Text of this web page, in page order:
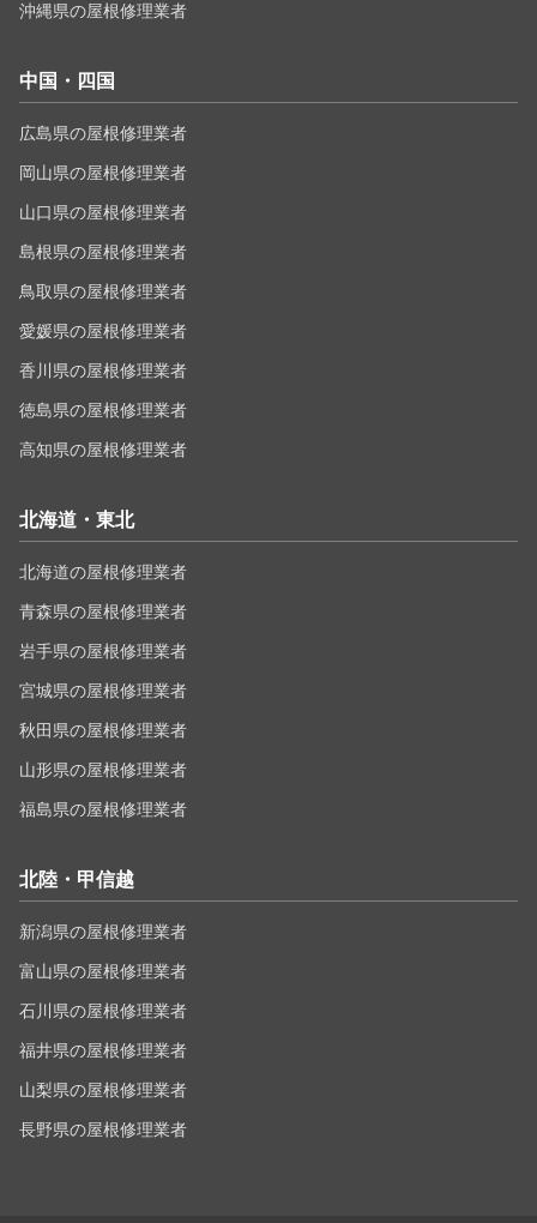
沖縄県の屋根修理業者
中国・四国
広島県の屋根修理業者
岡山県の屋根修理業者
山口県の屋根修理業者
島根県の屋根修理業者
鳥取県の屋根修理業者
愛媛県の屋根修理業者
香川県の屋根修理業者
徳島県の屋根修理業者
高知県の屋根修理業者
北海道・東北
北海道の屋根修理業者
青森県の屋根修理業者
岩手県の屋根修理業者
宮城県の屋根修理業者
秋田県の屋根修理業者
山形県の屋根修理業者
福島県の屋根修理業者
北陸・甲信越
新潟県の屋根修理業者
富山県の屋根修理業者
石川県の屋根修理業者
福井県の屋根修理業者
山梨県の屋根修理業者
長野県の屋根修理業者